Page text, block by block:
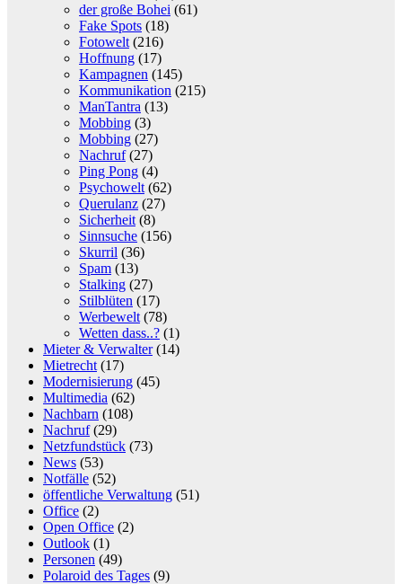
der große Bohei (61)
Fake Spots (18)
Fotowelt (216)
Hoffnung (17)
Kampagnen (145)
Kommunikation (215)
ManTantra (13)
Mobbing (3)
Mobbing (27)
Nachruf(27)
Ping Pong (4)
Psychowelt (62)
Querulanz (27)
Sicherheit (8)
Sinnsuche (156)
Skurril (36)
Spam (13)
Stalking (27)
Stilblüten (17)
Werbewelt (78)
Wetten dass..? (1)
Mieter & Verwalter(14)
Mietrecht (17)
Modernisierung (45)
Multimedia (62)
Nachbarn (108)
Nachruf(29)
Netzfundstück (73)
News (53)
Notfälle (52)
öffentliche Verwaltung (51)
Office (2)
Open Office (2)
Outlook (1)
Personen (49)
Polaroid des Tages (9)